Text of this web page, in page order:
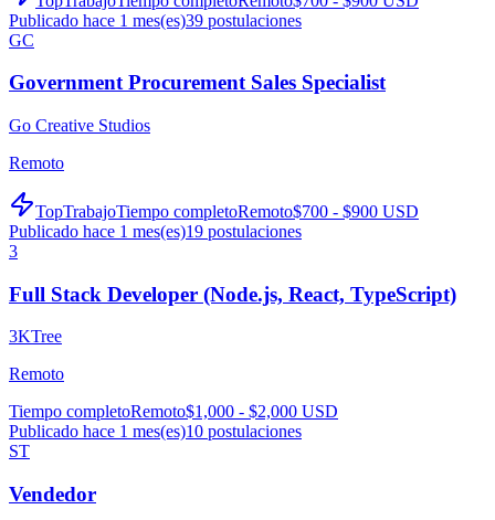
Publicado hace 1 mes(es)39 postulaciones
GC
Government Procurement Sales Specialist
Go Creative Studios
Remoto
TopTrabajoTiempo completoRemoto$700 - $900 USD
Publicado hace 1 mes(es)19 postulaciones
3
Full Stack Developer (Node.js, React, TypeScript)
3KTree
Remoto
Tiempo completoRemoto$1,000 - $2,000 USD
Publicado hace 1 mes(es)10 postulaciones
ST
Vendedor